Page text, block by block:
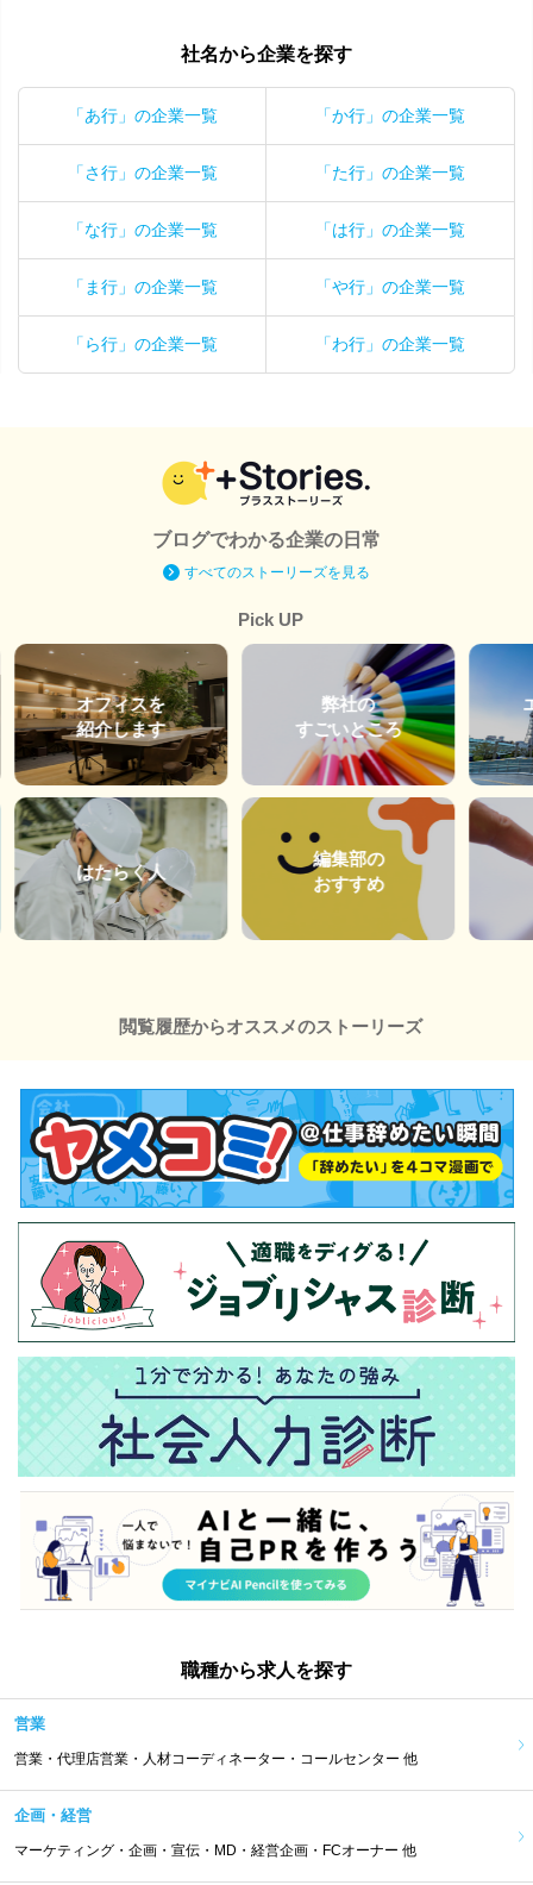
社名から企業を探す
「あ行」の企業一覧 「か行」の企業一覧
「さ行」の企業一覧 「た行」の企業一覧
「な行」の企業一覧 「は行」の企業一覧
「ま行」の企業一覧 「や行」の企業一覧
「ら行」の企業一覧 「わ行」の企業一覧
ブログでわかる企業の日常
すべてのストーリーズを見る
Pick UP
オフィスを
紹介します
はたらく人
弊社の
すごいところ
編集部の
おすすめ
閲覧履歴からオススメのストーリーズ
職種から求人を探す
営業
営業・代理店営業・人材コーディネーター・コールセンター 他
企画・経営
マーケティング・企画・宣伝・MD・経営企画・FCオーナー 他